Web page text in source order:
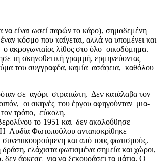
είναι ωσεί παρών το κάρο), σημαδεμένη
κόσμο που καίγεται, αλλά να υπομένει και
ο ακρογωνιαίος λίθος στο όλο οικοδόμημα.
τη σκηνοθετική γραμμή, ερμηνεύοντας
του συγγραφέα, καμία ασάφεια, καθόλου
σε αγόρι–στρατιώτη. Δεν κατάλαβα τον
οι σκηνές του έργου αφηγούνταν μια-
τον τρόπο, εύκολη.
το 1951 και δεν ακολούθησε
Η Λυδία Φωτοπούλου ανταποκρίθηκε
και από τους φωτισμούς.
ελάχιστα φωτισμένα σημεία και χώροι,
δεν άρκεσε για να ξεκουράσει τα μάτια. Ο